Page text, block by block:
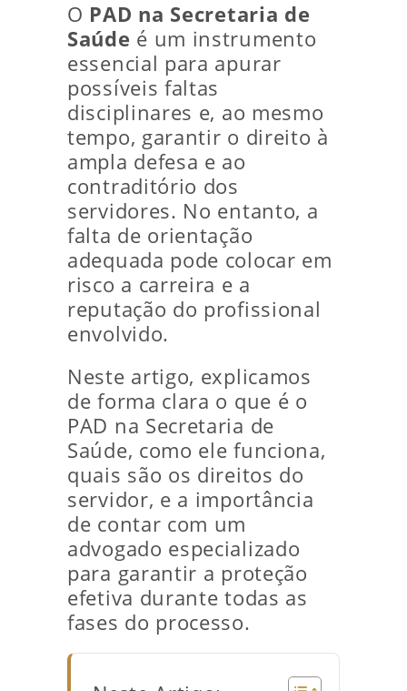
O PAD na Secretaria de
Saúde é um instrumento
essencial para apurar
possíveis faltas
disciplinares e, ao mesmo
tempo, garantir o direito à
ampla defesa e ao
contraditório dos
servidores. No entanto, a
falta de orientação
adequada pode colocar em
risco a carreira e a
reputação do profissional
envolvido.
Neste artigo, explicamos
de forma clara o que é o
PAD na Secretaria de
Saúde, como ele funciona,
quais são os direitos do
servidor, e a importância
de contar com um
advogado especializado
para garantir a proteção
efetiva durante todas as
fases do processo.